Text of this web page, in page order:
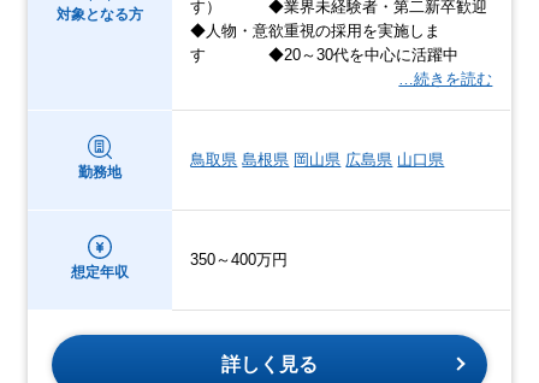
対象となる方
す） ◆業界未経験者・第二新卒歓迎
◆人物・意欲重視の採用を実施しま
す ◆20～30代を中心に活躍中
…続きを読む
勤務地
鳥取県 島根県 岡山県 広島県 山口県
想定年収
350～400万円
詳しく見る